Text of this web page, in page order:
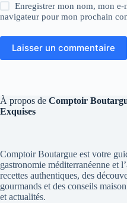
Enregistrer mon nom, mon e-
navigateur pour mon prochain
Laisser un commentaire
À propos de Comptoir
Exquises
Comptoir Boutargue est votre
gastronomie méditerranéenne et
recettes authentiques, des
gourmands et des conseils
et actualités.